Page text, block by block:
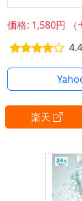
シックで落ち
対応機種：
iPhone17
iPhone Air
iPhone17 Pro
iPhone17 Pro
iPhone16
iPhone16 Plus
iPhone16 Pro
iPhone16
価格: 1,580円 （
楽天